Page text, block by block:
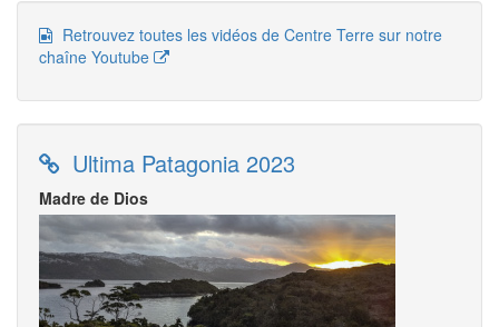
Retrouvez toutes les vidéos de Centre Terre sur notre
chaîne Youtube
Ultima Patagonia 2023
Madre de Dios